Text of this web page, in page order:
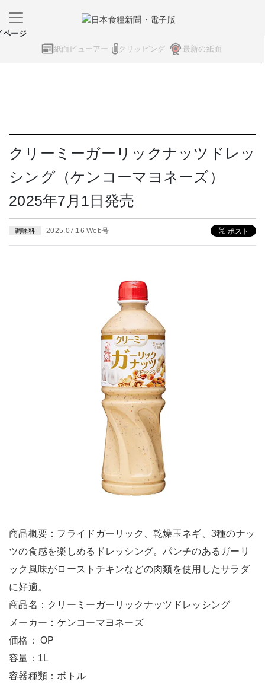
紙面ビューアー クリッピング 最新の紙面
ページ
クリーミーガーリックナッツドレッ
シング（ケンコーマヨネーズ）
2025年7月1日発売
調味料 2025.07.16 Web号
商品概要：フライドガーリック、乾燥玉ネギ、3種のナッ
ツの食感を楽しめるドレッシング。パンチのあるガーリ
ック風味がローストチキンなどの肉類を使用したサラダ
に好適。
商品名：クリーミーガーリックナッツドレッシング
メーカー：ケンコーマヨネーズ
価格： OP
容量：1L
容器種類：ボトル